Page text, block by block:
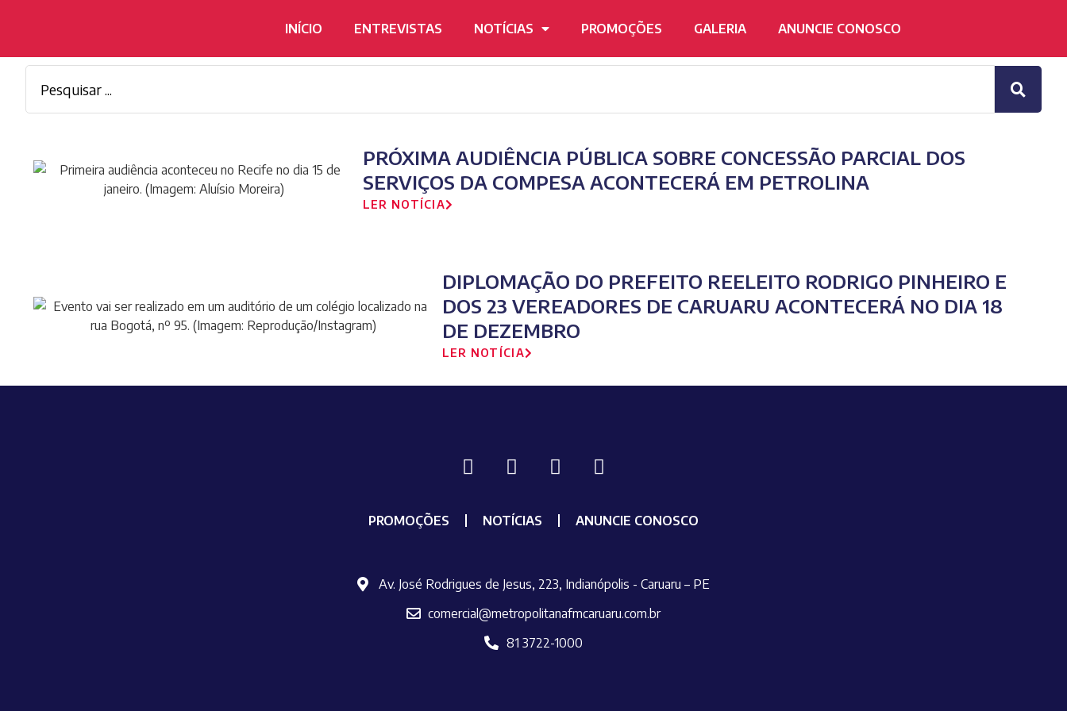
INÍCIO ENTREVISTAS NOTÍCIAS PROMOÇÕES GALERIA ANUNCIE CONOSCO
PRÓXIMA AUDIÊNCIA PÚBLICA SOBRE CONCESSÃO PARCIAL DOS
SERVIÇOS DA COMPESA ACONTECERÁ EM PETROLINA
LER NOTÍCIA
DIPLOMAÇÃO DO PREFEITO REELEITO RODRIGO PINHEIRO E
DOS 23 VEREADORES DE CARUARU ACONTECERÁ NO DIA 18
DE DEZEMBRO
LER NOTÍCIA
PROMOÇÕES NOTÍCIAS ANUNCIE CONOSCO
Av. José Rodrigues de Jesus, 223, Indianópolis - Caruaru – PE
comercial@metropolitanafmcaruaru.com.br
81 3722-1000